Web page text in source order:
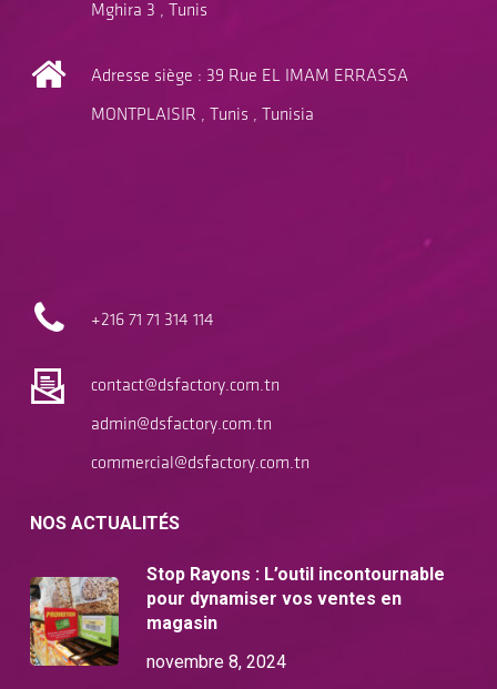
Mghira 3 , Tunis
Adresse siège : 39 Rue EL IMAM ERRASSA
MONTPLAISIR , Tunis , Tunisia
+216 7171 314 114
contact@dsfactory.com.tn
admin@dsfactory.com.tn
commercial@dsfactory.com.tn
NOS ACTUALITÉS
Stop Rayons : L’outil incontournable
pour dynamiser vos ventes en
magasin
novembre 8, 2024